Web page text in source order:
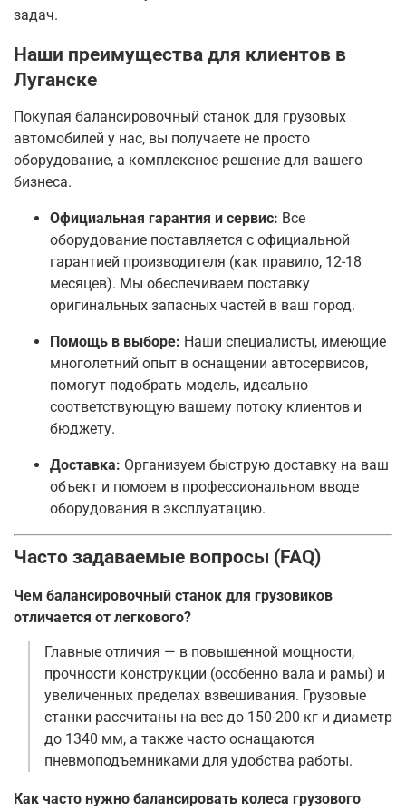
задач.
Наши преимущества для клиентов в
Луганске
Покупая балансировочный станок для грузовых
автомобилей у нас, вы получаете не просто
оборудование, а комплексное решение для вашего
бизнеса.
Официальная гарантия и сервис: Все
оборудование поставляется с официальной
гарантией производителя (как правило, 12-18
месяцев). Мы обеспечиваем поставку
оригинальных запасных частей в ваш город.
Помощь в выборе: Наши специалисты, имеющие
многолетний опыт в оснащении автосервисов,
помогут подобрать модель, идеально
соответствующую вашему потоку клиентов и
бюджету.
Доставка: Организуем быструю доставку на ваш
объект и помоем в профессиональном вводе
оборудования в эксплуатацию.
Часто задаваемые вопросы (FAQ)
Чем балансировочный станок для грузовиков
отличается от легкового?
Главные отличия — в повышенной мощности,
прочности конструкции (особенно вала и рамы) и
увеличенных пределах взвешивания. Грузовые
станки рассчитаны на вес до 150-200 кг и диаметр
до 1340 мм, а также часто оснащаются
пневмоподъемниками для удобства работы.
Как часто нужно балансировать колеса грузового